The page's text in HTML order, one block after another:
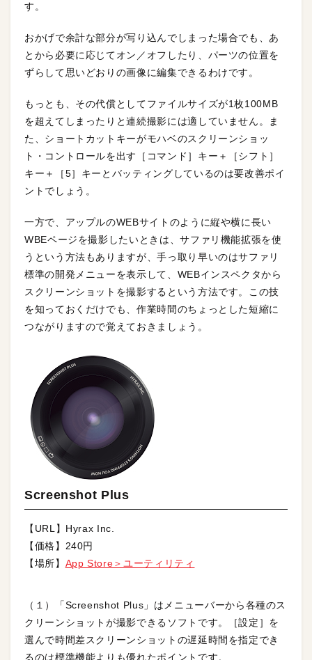
す。
おかげで余計な部分が写り込んでしまった場合でも、あ
とから必要に応じてオン／オフしたり、パーツの位置を
ずらして思いどおりの画像に編集できるわけです。
もっとも、その代償としてファイルサイズが1枚100MB
を超えてしまったりと連続撮影には適していません。ま
た、ショートカットキーがモハベのスクリーンショッ
ト・コントロールを出す［コマンド］キー＋［シフト］
キー＋［5］キーとバッティングしているのは要改善ポイ
ントでしょう。
一方で、アップルのWEBサイトのように縦や横に長い
WBEページを撮影したいときは、サファリ機能拡張を使
うという方法もありますが、手っ取り早いのはサファリ
標準の開発メニューを表示して、WEBインスペクタから
スクリーンショットを撮影するという方法です。この技
を知っておくだけでも、作業時間のちょっとした短縮に
つながりますので覚えておきましょう。
Screenshot Plus
【URL】Hyrax Inc.
【価格】240円
【場所】 App Store＞ユーティリティ
（１）「Screenshot Plus」はメニューバーから各種のス
クリーンショットが撮影できるソフトです。［設定］を
選んで時間差スクリーンショットの遅延時間を指定でき
るのは標準機能よりも優れたポイントです。